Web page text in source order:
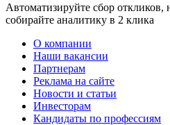
Автоматизируйте сбор откликов,
собирайте аналитику в 2 клика
О компании
Наши вакансии
Партнерам
Реклама на сайте
Новости и статьи
Инвесторам
Кандидаты по профессиям